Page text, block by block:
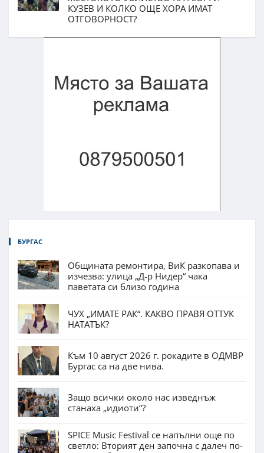
КУЗЕВ И КОЛКО ОЩЕ ХОРА ИМАТ
ОТГОВОРНОСТ?
БУРГАС
Общината ремонтира, ВиК разкопава и
изчезва: улица „Д-р Нидер“ чака
паветата си близо година
ЧУХ „ИМАТЕ РАК“. КАКВО ПРАВЯ ОТТУК
НАТАТЪК?
Към 10 август 2026 г. рокадите в ОДМВР
Бургас са на две нива.
Защо всички около нас изведнъж
станаха „идиоти“?
SPICE Music Festival се напълни още по
светло: Вторият ден започна с далеч по-